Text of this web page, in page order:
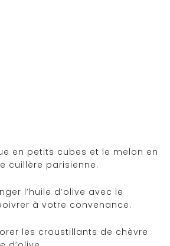
en petits cubes et le melon en
cuillère parisienne.
l’huile d’olive avec le
à votre convenance.
les croustillants de chèvre